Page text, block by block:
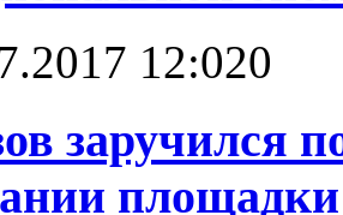
12:020
заручился